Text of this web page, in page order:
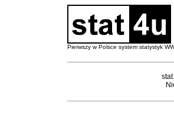
Pierwszy w Polsce system statystyk